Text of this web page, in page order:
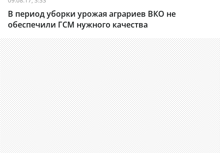
В период уборки урожая аграриев ВКО не
обеспечили ГСМ нужного качества